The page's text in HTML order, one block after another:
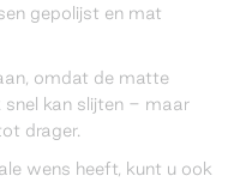
gepolijst en mat
omdat de matte
snel kan slijten - maar
drager.
wens heeft, kunt u ook